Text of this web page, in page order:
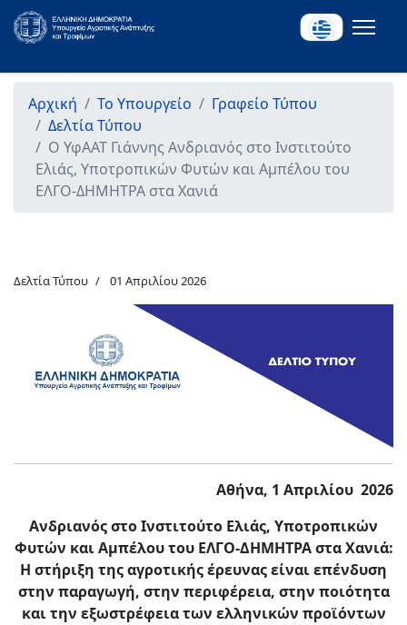
Αρχική Το Υπουργείο
Γραφείο Τύπου
Δελτία Τύπου
Ο ΥφΑΑΤ Γιάννης Ανδριανός στο Ινστιτούτο
Ελιάς, Υποτροπικών Φυτών και Αμπέλου του
ΕΛΓΟ-ΔΗΜΗΤΡΑ στα Χανιά
Δελτία Τύπου 01 Απριλίου 2026
Αθήνα, 1 Απριλίου 2026
Ανδριανός στο Ινστιτούτο Ελιάς, Υποτροπικών
Φυτών και Αμπέλου του ΕΛΓΟ-ΔΗΜΗΤΡΑ στα Χανιά:
Η στήριξη της αγροτικής έρευνας είναι επένδυση
στην παραγωγή, στην περιφέρεια, στην ποιότητα
και την εξωστρέφεια των ελληνικών προϊόντων